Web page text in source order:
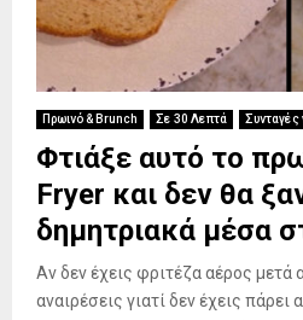
Πρωινό & Brunch Σε 30 Λεπτά Συνταγές
Φτιάξε αυτό το
Fryer και δεν θα
δημητριακά μέσα
Αν δεν έχεις φριτέζα αέρος μετά
αναιρέσεις γιατί δεν έχεις